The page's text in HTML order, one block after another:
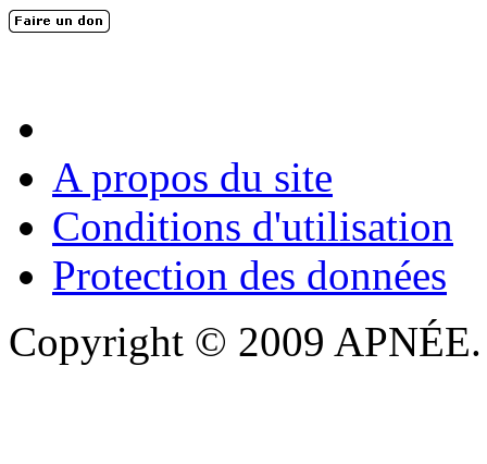
En 2004, une dizaine de personnes contribuèrent au lancement de
A propos du site
Conditions d'utilisation
Protection des données
Copyright © 2009 APNÉE.